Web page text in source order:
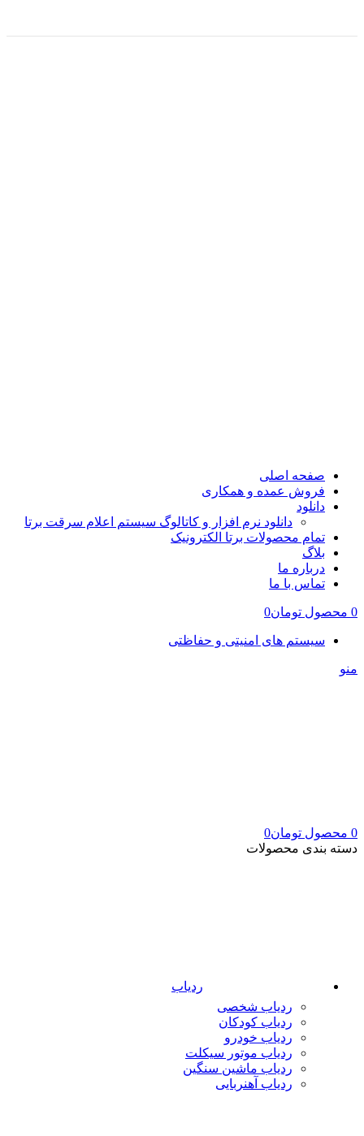
صفحه اصلی
فروش عمده و همکاری
دانلود
دانلود نرم افزار و کاتالوگ سیستم اعلام سرقت برتا
تمام محصولات برتا الکترونیک
بلاگ
درباره ما
تماس با ما
0 محصول تومان0
سیستم های امنیتی و حفاظتی
منو
0 محصول تومان0
دسته بندی محصولات
ردیاب
ردیاب شخصی
ردیاب کودکان
ردیاب خودرو
ردیاب موتور سیکلت
ردیاب ماشین سنگین
ردیاب آهنربایی